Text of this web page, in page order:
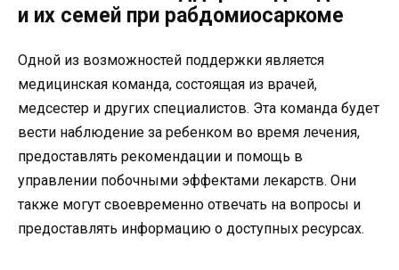
и их семей при рабдомиосаркоме
Одной из возможностей поддержки является
медицинская команда, состоящая из врачей,
медсестер и других специалистов. Эта команда будет
вести наблюдение за ребенком во время лечения,
предоставлять рекомендации и помощь в
управлении побочными эффектами лекарств. Они
также могут своевременно отвечать на вопросы и
предоставлять информацию о доступных ресурсах.